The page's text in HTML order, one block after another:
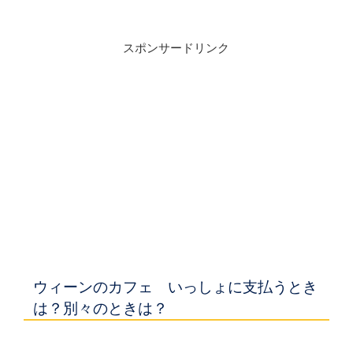
スポンサードリンク
ウィーンのカフェ いっしょに支払うとき
は？別々のときは？